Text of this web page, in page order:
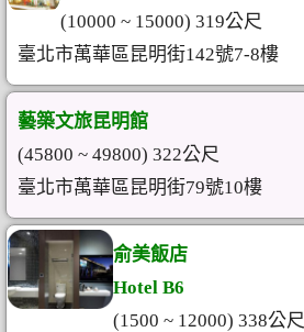
(10000 ~ 15000) 319公尺
臺北市萬華區昆明街142號7-8樓
藝築文旅昆明館
(45800 ~ 49800) 322公尺
臺北市萬華區昆明街79號10樓
俞美飯店
Hotel B6
(1500 ~ 12000) 338公尺